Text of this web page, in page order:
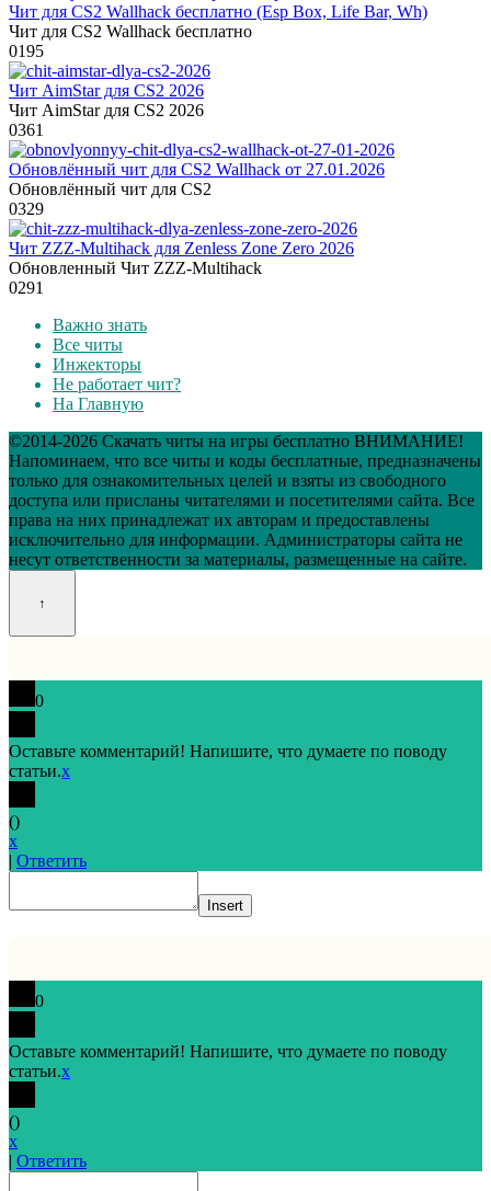
Чит для CS2 Wallhack бесплатно (Esp Box, Life Bar, Wh)
Чит для CS2 Wallhack бесплатно
0195
Чит AimStar для CS2 2026
Чит AimStar для CS2 2026
0361
Обновлённый чит для CS2 Wallhack от 27.01.2026
Обновлённый чит для CS2
0329
Чит ZZZ-Multihack для Zenless Zone Zero 2026
Обновленный Чит ZZZ-Multihack
0291
Важно знать
Все читы
Инжекторы
Не работает чит?
На Главную
©2014-2026 Скачать читы на игры бесплатно ВНИМАНИЕ!
Напоминаем, что все читы и коды бесплатные, предназначены
только для ознакомительных целей и взяты из свободного
доступа или присланы читателями и посетителями сайта. Все
права на них принадлежат их авторам и предоставлены
исключительно для информации. Администраторы сайта не
несут ответственности за материалы, размещенные на сайте.
0
Оставьте комментарий! Напишите, что думаете по поводу
статьи.x
()
x
| Ответить
Insert
0
Оставьте комментарий! Напишите, что думаете по поводу
статьи.x
()
x
| Ответить